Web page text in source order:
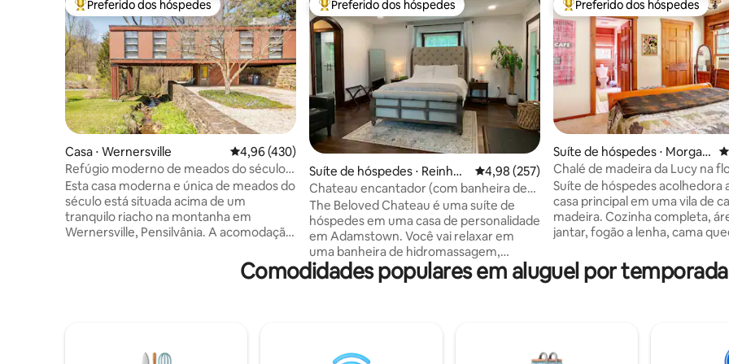
Entre os melhores preferidos dos hóspedes
Preferido dos hóspedes
Casa ⋅ Wernersville 4,96 de uma avaliação média de 5, 430 avaliações
4,96 (430)
Refúgio moderno de meados do século
com banheira de hidromassagem isolada
e
Esta casa moderna e única de meados do
século está situada acima de um
tranquilo riacho na montanha em
Wernersville, Pensilvânia. A acomodação
completo com chuveiro em box e uma
área de jantar e estar em plano aberto,
ao ar livre enquanto aprecia os sons
Entre os melhores preferidos dos hóspedes
Preferido dos hóspedes
Suíte de hóspedes ⋅ Reinhol
ds
4,98 de uma avaliação média de 5, 257
4,98 (257)
Chateau encantador (com banheira de
hidromassagem)
The Beloved Chateau é uma suíte de
hóspedes em uma casa de personalidade
em Adamstown. Você vai relaxar em
uma banheira de hidromassagem,
desfrutar de uma cama firme e
confortável com um banheiro moderno
na cidade ou desfrutar de uma noite
Entre os melhores preferidos
Preferido dos hóspedes
Suíte de hóspedes ⋅ Morgan
town
Chalé de madeira da Lucy na
Suíte de hóspedes acolhedora
casa principal em uma vila de
madeira. Cozinha completa,
jantar, fogão a lenha, cama
Chuveiro com box e assento
Lavanderia com porta para
You Tube TV, HULU, Netflix,
Disney], leitor de Blu-Ray e
Comodidades populares em aluguel por